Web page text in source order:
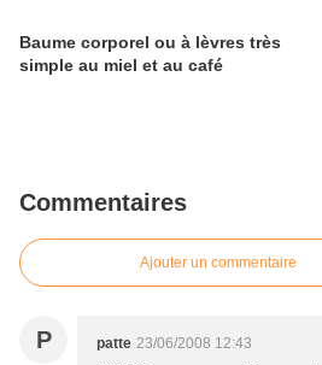
Baume corporel ou à lèvres très
simple au miel et au café
Commentaires
Ajouter un commentaire
P patte 23/06/2008 12:43